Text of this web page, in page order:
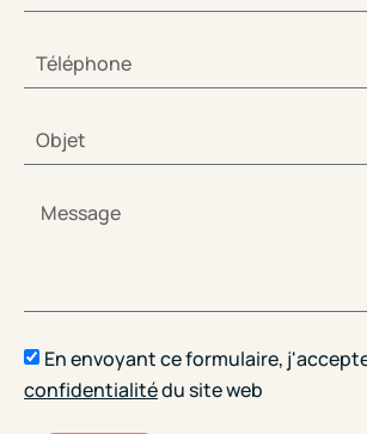
En envoyant ce formulaire,
confidentialitédu site web